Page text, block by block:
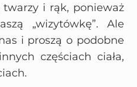
i rąk, ponieważ
„wizytówkę”. Ale
i proszą o podobne
częściach ciała,